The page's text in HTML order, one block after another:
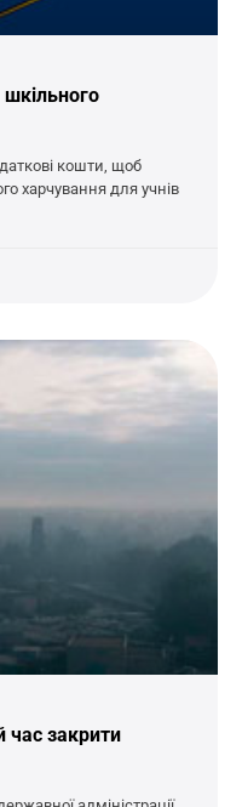
кошти, щоб
харчування для учнів
час закрити